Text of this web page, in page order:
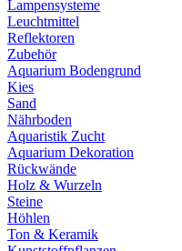
Lampensysteme
Leuchtmittel
Reflektoren
Zubehör
Aquarium Bodengrund
Kies
Sand
Nährboden
Aquaristik Zucht
Aquarium Dekoration
Rückwände
Holz & Wurzeln
Steine
Höhlen
Ton & Keramik